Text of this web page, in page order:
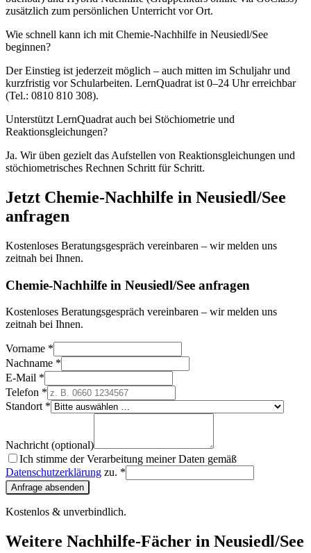
zusätzlich zum persönlichen Unterricht vor Ort.
Wie schnell kann ich mit Chemie-Nachhilfe in Neusiedl/See
beginnen?
Der Einstieg ist jederzeit möglich – auch mitten im Schuljahr und
kurzfristig vor Schularbeiten. LernQuadrat ist 0–24 Uhr erreichbar
(Tel.: 0810 810 308).
Unterstützt LernQuadrat auch bei Stöchiometrie und
Reaktionsgleichungen?
Ja. Wir üben gezielt das Aufstellen von Reaktionsgleichungen und
stöchiometrisches Rechnen Schritt für Schritt.
Jetzt Chemie-Nachhilfe in Neusiedl/See
anfragen
Kostenloses Beratungsgespräch vereinbaren – wir melden uns
zeitnah bei Ihnen.
Chemie-Nachhilfe in Neusiedl/See anfragen
Kostenloses Beratungsgespräch vereinbaren – wir melden uns
zeitnah bei Ihnen.
Vorname *
Nachname *
E-Mail *
Telefon *
Standort *
Nachricht (optional)
Ich stimme der Verarbeitung meiner Daten gemäß
Datenschutzerklärung zu. *
Anfrage absenden
Kostenlos & unverbindlich.
Weitere Nachhilfe-Fächer in Neusiedl/See